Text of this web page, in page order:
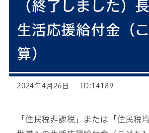
（終了しました）
生活応援給付金（
算）
2024年4月26日 ID:14189
「住民税非課税」または「住民税